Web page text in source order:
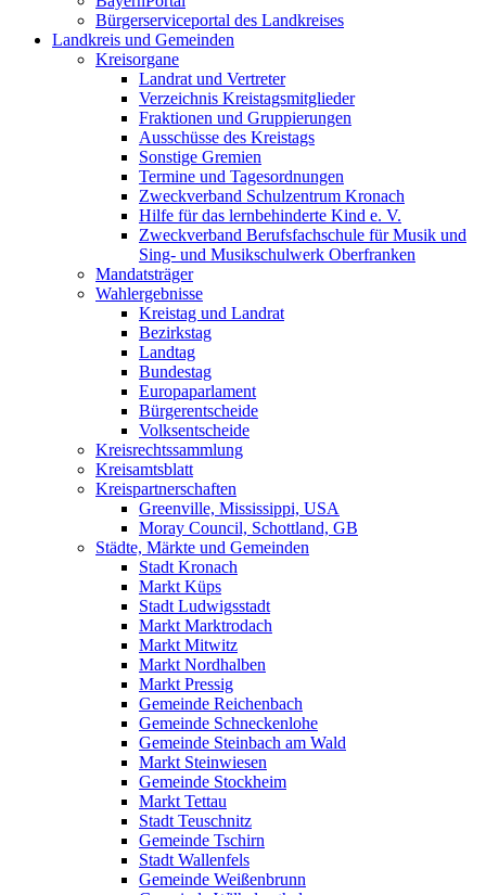
Bürgerserviceportal des Landkreises
Landkreis und Gemeinden
Kreisorgane
Landrat und Vertreter
Verzeichnis Kreistagsmitglieder
Fraktionen und Gruppierungen
Ausschüsse des Kreistags
Sonstige Gremien
Termine und Tagesordnungen
Zweckverband Schulzentrum Kronach
Hilfe für das lernbehinderte Kind e. V.
Zweckverband Berufsfachschule für Musik und
Sing- und Musikschulwerk Oberfranken
Mandatsträger
Wahlergebnisse
Kreistag und Landrat
Bezirkstag
Landtag
Bundestag
Europaparlament
Bürgerentscheide
Volksentscheide
Kreisrechtssammlung
Kreisamtsblatt
Kreispartnerschaften
Greenville, Mississippi, USA
Moray Council, Schottland, GB
Städte, Märkte und Gemeinden
Stadt Kronach
Markt Küps
Stadt Ludwigsstadt
Markt Marktrodach
Markt Mitwitz
Markt Nordhalben
Markt Pressig
Gemeinde Reichenbach
Gemeinde Schneckenlohe
Gemeinde Steinbach am Wald
Markt Steinwiesen
Gemeinde Stockheim
Markt Tettau
Stadt Teuschnitz
Gemeinde Tschirn
Stadt Wallenfels
Gemeinde Weißenbrunn